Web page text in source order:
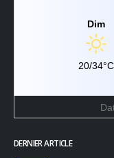
Dim
20/34°C
DERNIER ARTICLE